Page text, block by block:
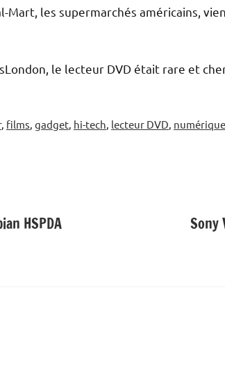
Mart, les supermarchés américains,
le lecteur DVD était rare et
, films, gadget, hi-tech, lecteur DVD, numérique
HSPDA
Sony